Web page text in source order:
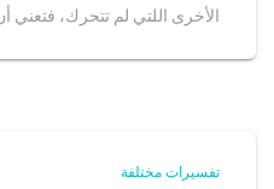
الأخرى اللتي لم تتحرك، فتعني
تفسيرات مختلفة